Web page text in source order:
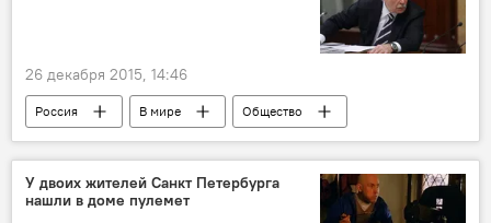
26 декабря 2015, 14:46
Россия В мире
Общество
Россия
У двоих жителей Санкт Петербурга
нашли в доме пулемет